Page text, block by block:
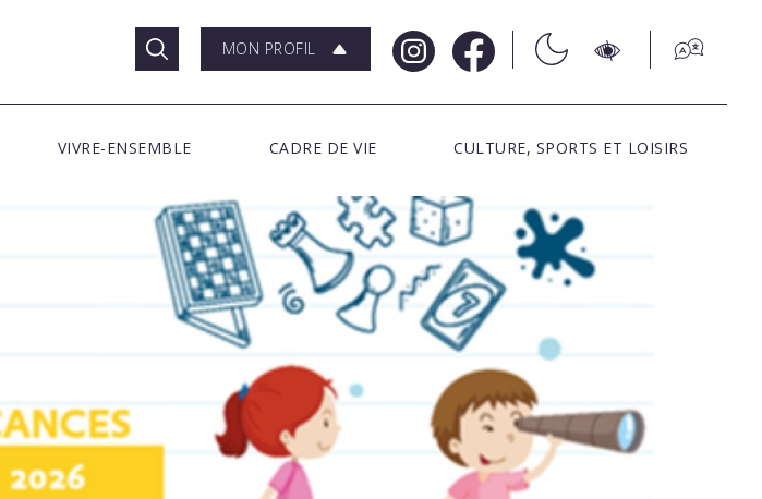
MON PROFIL
VIVRE-ENSEMBLE CADRE DE VIE CULTURE, SPORTS ET LOISIRS